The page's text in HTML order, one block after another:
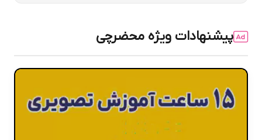
پیشنهادات ویژه محضرچی